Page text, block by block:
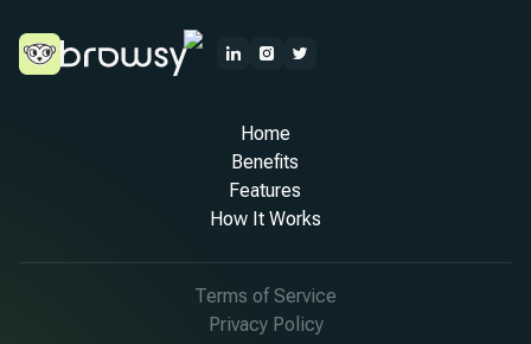
Home
Benefits
Features
How It Works
Privacy Policy
Terms of Service